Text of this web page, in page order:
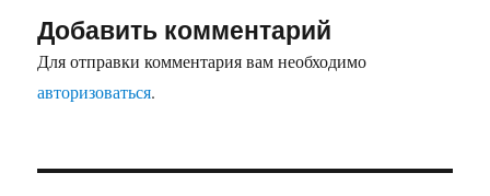
Добавить комментарий
Для отправки комментария вам необходимо
авторизоваться.